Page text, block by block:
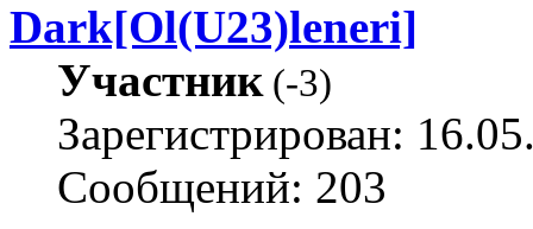
Dark[Ol(U23)leneri]
Участник(-3)
Зарегистрирован:
Сообщений: 203